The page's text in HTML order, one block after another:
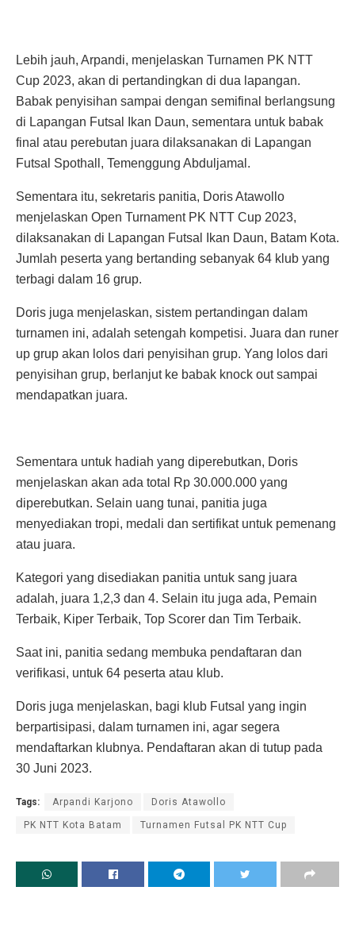
Lebih jauh, Arpandi, menjelaskan Turnamen PK NTT
Cup 2023, akan di pertandingkan di dua lapangan.
Babak penyisihan sampai dengan semifinal berlangsung
di Lapangan Futsal Ikan Daun, sementara untuk babak
final atau perebutan juara dilaksanakan di Lapangan
Futsal Spothall, Temenggung Abduljamal.
Sementara itu, sekretaris panitia, Doris Atawollo
menjelaskan Open Turnament PK NTT Cup 2023,
dilaksanakan di Lapangan Futsal Ikan Daun, Batam Kota.
Jumlah peserta yang bertanding sebanyak 64 klub yang
terbagi dalam 16 grup.
Doris juga menjelaskan, sistem pertandingan dalam
turnamen ini, adalah setengah kompetisi. Juara dan runer
up grup akan lolos dari penyisihan grup. Yang lolos dari
penyisihan grup, berlanjut ke babak knock out sampai
mendapatkan juara.
Sementara untuk hadiah yang diperebutkan, Doris
menjelaskan akan ada total Rp 30.000.000 yang
diperebutkan. Selain uang tunai, panitia juga
menyediakan tropi, medali dan sertifikat untuk pemenang
atau juara.
Kategori yang disediakan panitia untuk sang juara
adalah, juara 1,2,3 dan 4. Selain itu juga ada, Pemain
Terbaik, Kiper Terbaik, Top Scorer dan Tim Terbaik.
Saat ini, panitia sedang membuka pendaftaran dan
verifikasi, untuk 64 peserta atau klub.
Doris juga menjelaskan, bagi klub Futsal yang ingin
berpartisipasi, dalam turnamen ini, agar segera
mendaftarkan klubnya. Pendaftaran akan di tutup pada
30 Juni 2023.
Tags: Arpandi Karjono Doris Atawollo
PK NTT Kota Batam Turnamen Futsal PK NTT Cup